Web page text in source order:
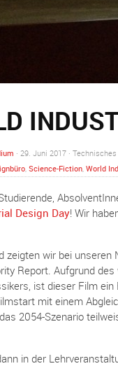
· 29. Juni 2017 · Technisches
, Science-Fiction, World
Design Day! Wir
zeigten wir bei unseren
Report. Aufgrund
ist dieser Film
mit einem
2054-Szenario
in der